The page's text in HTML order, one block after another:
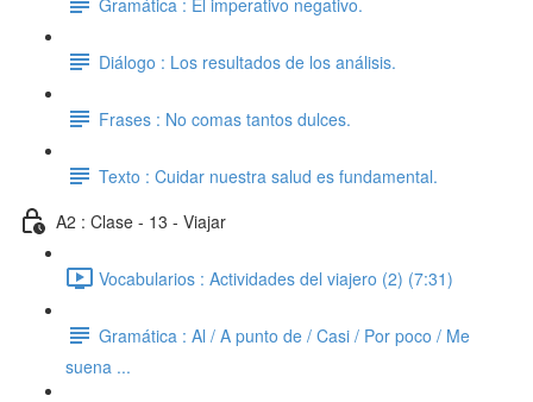
Diálogo : Los resultados de los análisis.
Frases : No comas tantos dulces.
Texto : Cuidar nuestra salud es fundamental.
A2 : Clase - 13 - Viajar
Vocabularios : Actividades del viajero (2) (7:31)
Gramática : Al / A punto de / Casi / Por poco / Me
suena ...